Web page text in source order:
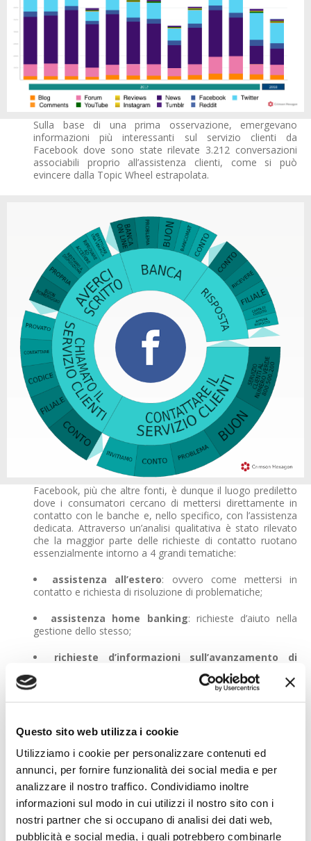
Questo sito web utilizza i cookie
Utilizziamo i cookie per personalizzare contenuti ed
annunci, per fornire funzionalità dei social media e per
analizzare il nostro traffico. Condividiamo inoltre
informazioni sul modo in cui utilizzi il nostro sito con i
nostri partner che si occupano di analisi dei dati web,
pubblicità e social media, i quali potrebbero combinarle
Sulla base di una prima osservazione, emergevano
informazioni più interessanti sul servizio clienti da
Facebook dove sono state rilevate 3.212 conversazioni
associabili proprio all’assistenza clienti, come si può
evincere dalla Topic Wheel estrapolata.
Facebook, più che altre fonti, è dunque il luogo prediletto
dove i consumatori cercano di mettersi direttamente in
contatto con le banche e, nello specifico, con l’assistenza
dedicata. Attraverso un’analisi qualitativa è stato rilevato
che la maggior parte delle richieste di contatto ruotano
essenzialmente intorno a 4 grandi tematiche:
assistenza all’estero: ovvero come mettersi in
contatto e richiesta di risoluzione di problematiche;
assistenza home banking: richieste d’aiuto nella
gestione dello stesso;
richieste d’informazioni sull’avanzamento di
richieste d’informazioni più precise e chiare
Facebook.
La maggioranza delle interazioni degli utenti con le pagine
dedicate non riguarda, quindi, contenuti creativi o generici,
bensì richieste più specifiche e collegate a problematiche
di cui si richiede una pronta soluzione. Grazie alle suddette
informazioni siamo risaliti a 3 tipologie di clienti, ovvero il
Techno-Friendly , il Refrattarioe l’ Ibrido.